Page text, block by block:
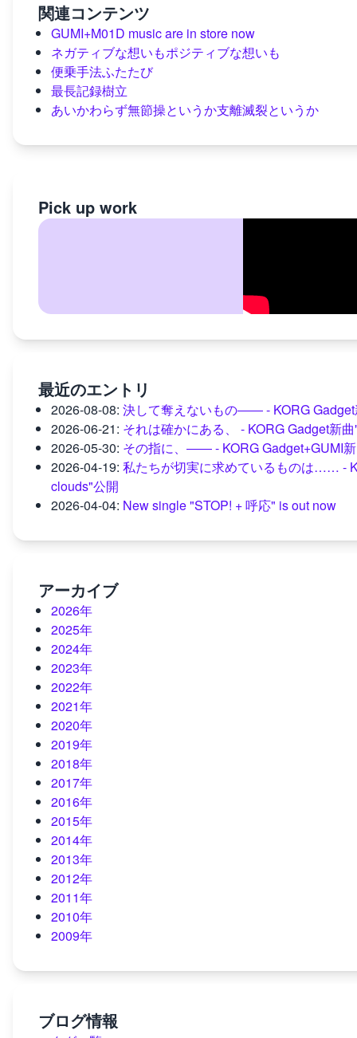
関連コンテンツ
GUMI+M01D music are in store now
ネガティブな想いもポジティブな想いも
便乗手法ふたたび
最長記録樹立
あいかわらず無節操というか支離滅裂というか
Pick up work
最近のエントリ
2026-08-08: 決して奪えないもの―― - KORG
2026-06-21: それは確かにある、 - KORG Gadget新
2026-05-30: その指に、―― - KORG Gadget+GUMI
2026-04-19: 私たちが切実に求めているものは…… -
clouds"公開
2026-04-04: New single "STOP! + 呼応" is out now
アーカイブ
2026年
2025年
2024年
2023年
2022年
2021年
2020年
2019年
2018年
2017年
2016年
2015年
2014年
2013年
2012年
2011年
2010年
2009年
ブログ情報